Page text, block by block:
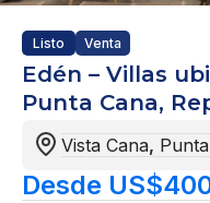
Listo Venta
Edén – Villas
Punta Cana,
Vista Cana,
Desde